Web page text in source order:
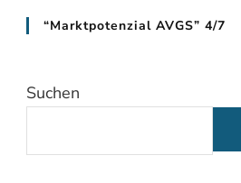
“Marktpotenzial AVGS” 4/7
Suchen